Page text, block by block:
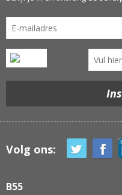
Volg ons:
B55